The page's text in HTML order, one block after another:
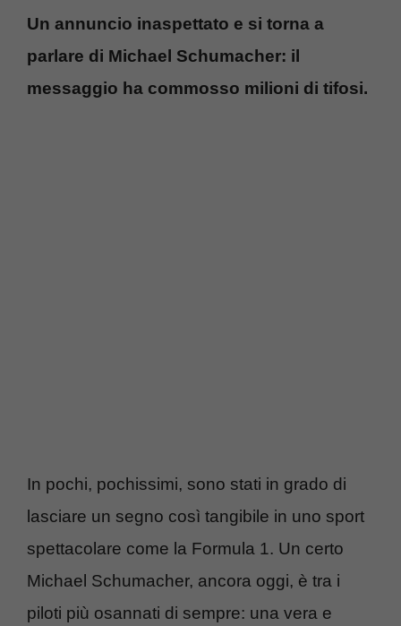
Un annuncio inaspettato e si torna a
parlare di Michael Schumacher: il
messaggio ha commosso milioni di tifosi.
In pochi, pochissimi, sono stati in grado di
lasciare un segno così tangibile in uno sport
spettacolare come la Formula 1. Un certo
Michael Schumacher, ancora oggi, è tra i
piloti più osannati di sempre: una vera e